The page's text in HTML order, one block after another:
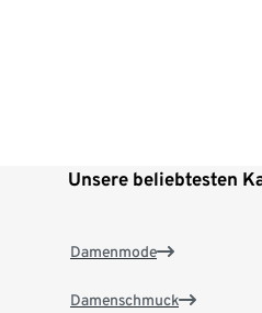
Unsere beliebtesten
Damenmode
Damenschmuck